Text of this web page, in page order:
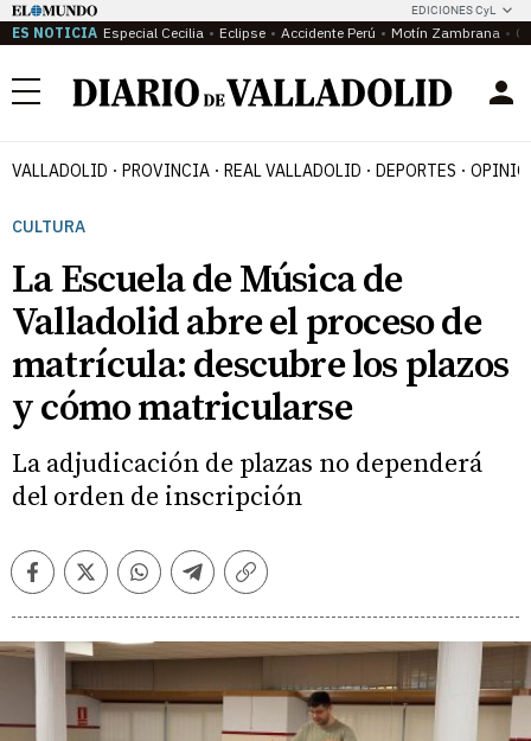
EDICIONES CyL
ES NOTICIA Especial Cecilia Eclipse Accidente Perú Motín Zambrana
Menú
VALLADOLID PROVINCIA REAL VALLADOLID DEPORTES
CULTURA
La Escuela de Música de
Valladolid abre el proceso de
matrícula: descubre los plazos
y cómo matricularse
La adjudicación de plazas no dependerá
del orden de inscripción
FacebookTwitterWhatsappTelegramCopiar